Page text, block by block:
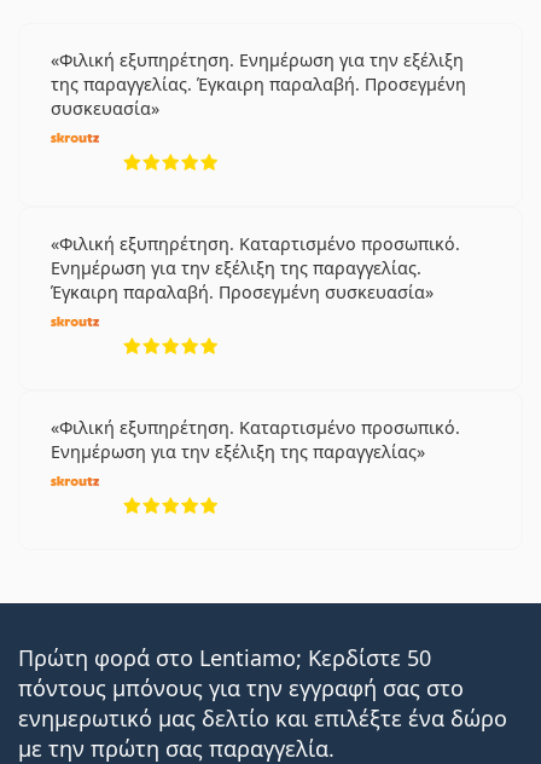
Φιλική εξυπηρέτηση. Ενημέρωση για την εξέλιξη
της παραγγελίας. Έγκαιρη παραλαβή. Προσεγμένη
συσκευασία
Φιλική εξυπηρέτηση. Καταρτισμένο προσωπικό.
Ενημέρωση για την εξέλιξη της παραγγελίας.
Έγκαιρη παραλαβή. Προσεγμένη συσκευασία
Φιλική εξυπηρέτηση. Καταρτισμένο προσωπικό.
Ενημέρωση για την εξέλιξη της παραγγελίας
Πρώτη φορά στο Lentiamo; Κερδίστε 50
πόντους μπόνους για την εγγραφή σας στο
ενημερωτικό μας δελτίο και επιλέξτε ένα δώρο
με την πρώτη σας παραγγελία.